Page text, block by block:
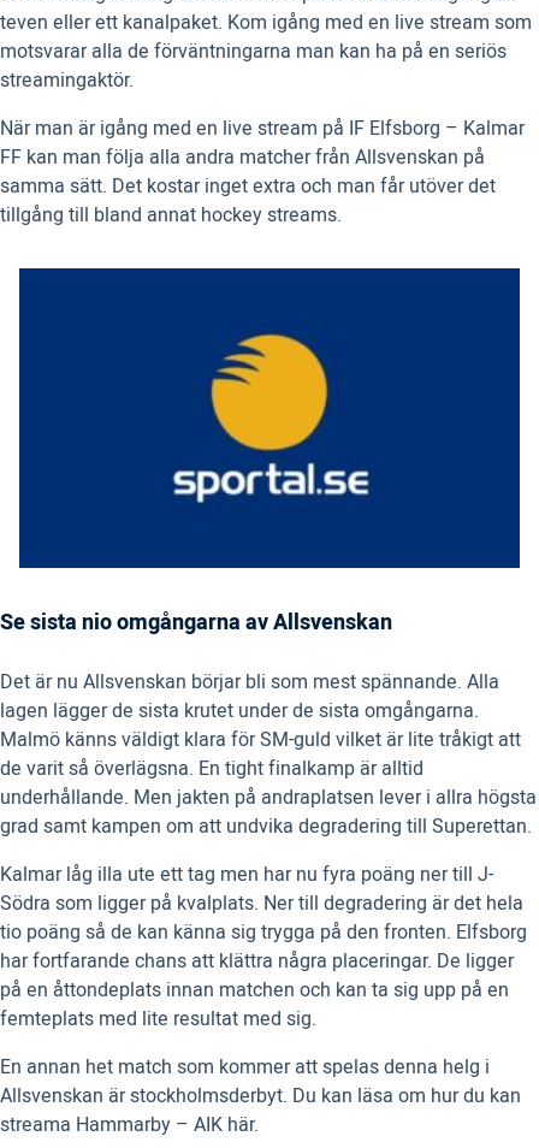
teven eller ett kanalpaket. Kom igång med en live stream som
motsvarar alla de förväntningarna man kan ha på en seriös
streamingaktör.
När man är igång med en live stream på IF Elfsborg – Kalmar
FF kan man följa alla andra matcher från Allsvenskan på
samma sätt. Det kostar inget extra och man får utöver det
tillgång till bland annat hockey streams.
Se sista nio omgångarna av Allsvenskan
Det är nu Allsvenskan börjar bli som mest spännande. Alla
lagen lägger de sista krutet under de sista omgångarna.
Malmö känns väldigt klara för SM-guld vilket är lite tråkigt att
de varit så överlägsna. En tight finalkamp är alltid
underhållande. Men jakten på andraplatsen lever i allra högsta
grad samt kampen om att undvika degradering till Superettan.
Kalmar låg illa ute ett tag men har nu fyra poäng ner till J-
Södra som ligger på kvalplats. Ner till degradering är det hela
tio poäng så de kan känna sig trygga på den fronten. Elfsborg
har fortfarande chans att klättra några placeringar. De ligger
på en åttondeplats innan matchen och kan ta sig upp på en
femteplats med lite resultat med sig.
En annan het match som kommer att spelas denna helg i
Allsvenskan är stockholmsderbyt. Du kan läsa om hur du kan
streama Hammarby – AIK här.